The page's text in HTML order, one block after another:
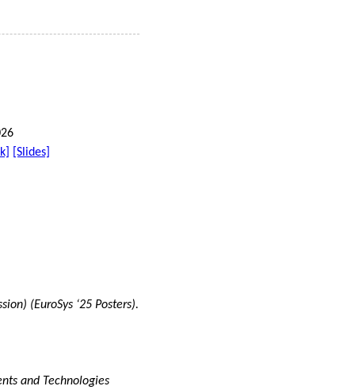
[Slides]
(EuroSys ‘25 Posters).
and Technologies